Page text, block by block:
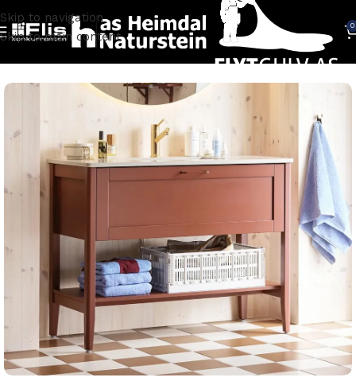
Skip to navigation
Skip to main content
0
Baderomsinnredning